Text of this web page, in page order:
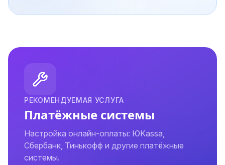
РЕКОМЕНДУЕМАЯ УСЛУГА
Платёжные системы
Настройка онлайн-оплаты: ЮKassa,
Сбербанк, Тинькофф и другие платёжные
системы.